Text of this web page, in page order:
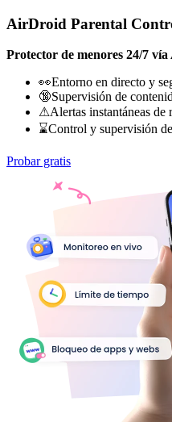
AirDroid Parental
Protector de menores 24/7
👀Entorno en directo y
🔞Supervisión de
⚠Alertas instantáneas de
⌛Control y supervisión
Probar gratis